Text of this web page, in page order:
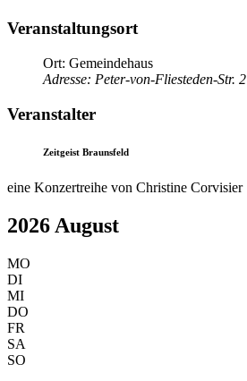
Veranstaltungsort
Ort: Gemeindehaus
Adresse: Peter-von-Fliesteden-Str. 2
Veranstalter
Zeitgeist Braunsfeld
eine Konzertreihe von Christine Corvisier
2026 August
MO
DI
MI
DO
FR
SA
SO